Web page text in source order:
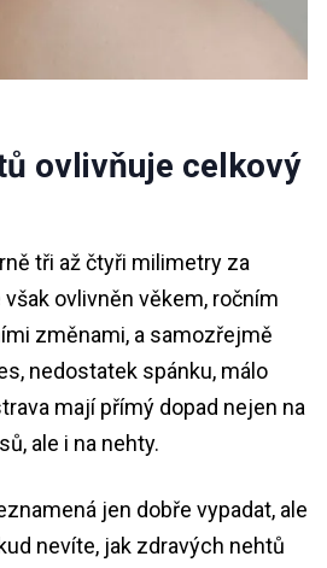
ovlivňuje celkový
tři až čtyři milimetry za
ovlivněn věkem, ročním
změnami, a samozřejmě
nedostatek spánku, málo
mají přímý dopad nejen na
ale i na nehty.
jen dobře vypadat, ale
nevíte, jak zdravých nehtů